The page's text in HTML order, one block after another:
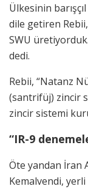
Ülkesinin
dile getiren
SWU
dedi.
Rebii, “Natanz
(santrifüj) zincir
zincir sistemi
“IR-9
Öte yandan İran
Kemalvendi,